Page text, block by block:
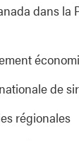
dans la
de
régionales